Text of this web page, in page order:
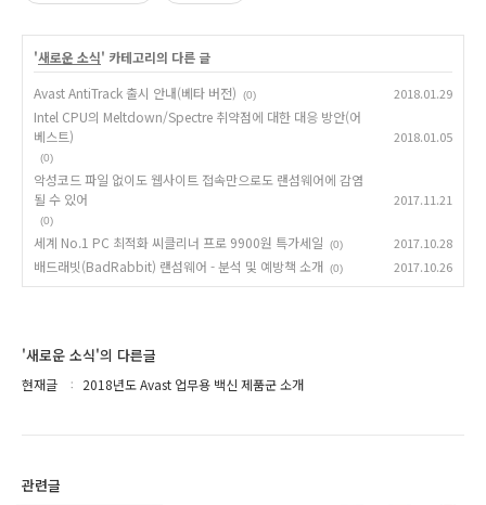
'새로운 소식' 카테고리의 다른 글
Avast AntiTrack 출시 안내(베타 버전)
(0) 2018.01.29
Intel CPU의 Meltdown/Spectre 취약점에 대한 대응 방안(어
베스트)
(0)
2018.01.05
악성코드 파일 없이도 웹사이트 접속만으로도 랜섬웨어에 감염
될 수 있어
(0)
2017.11.21
세계 No.1 PC 최적화 씨클리너 프로 9900원 특가세일 (0) 2017.10.28
배드래빗(BadRabbit) 랜섬웨어 - 분석 및 예방책 소개 (0) 2017.10.26
'새로운 소식'의 다른글
현재글 2018년도 Avast 업무용 백신 제품군 소개
관련글